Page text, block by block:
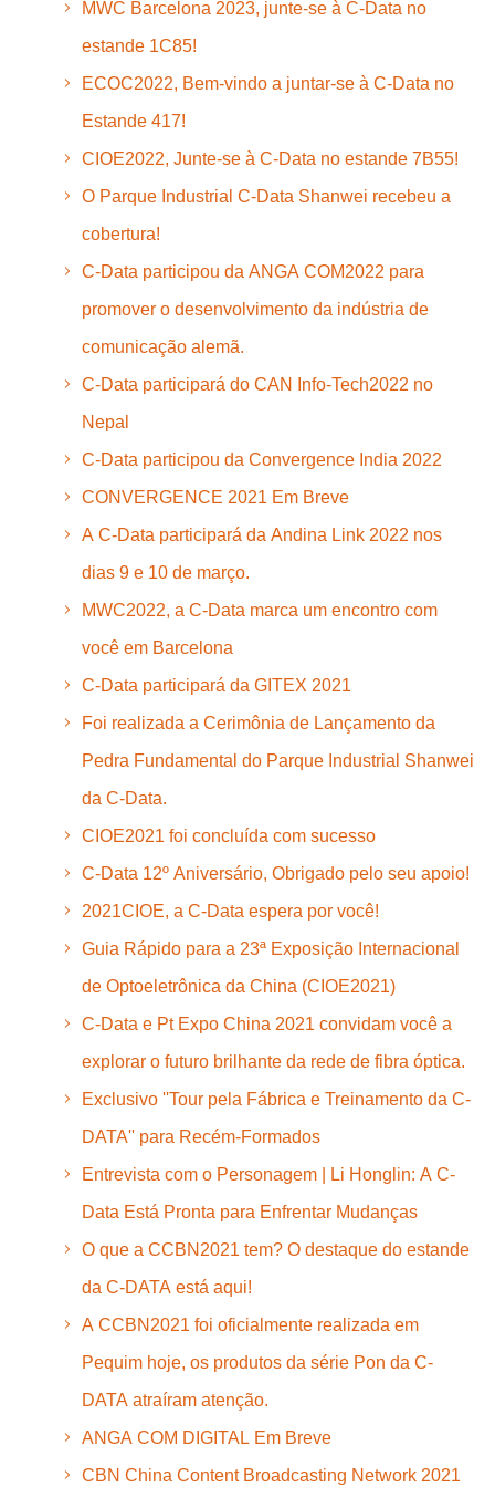
MWC Barcelona 2023, junte-se à C-Data no
estande 1C85!
ECOC2022, Bem-vindo a juntar-se à C-Data no
Estande 417!
CIOE2022, Junte-se à C-Data no estande 7B55!
O Parque Industrial C-Data Shanwei recebeu a
cobertura!
C-Data participou da ANGA COM2022 para
promover o desenvolvimento da indústria de
comunicação alemã.
C-Data participará do CAN Info-Tech2022 no
Nepal
C-Data participou da Convergence India 2022
CONVERGENCE 2021 Em Breve
A C-Data participará da Andina Link 2022 nos
dias 9 e 10 de março.
MWC2022, a C-Data marca um encontro com
você em Barcelona
C-Data participará da GITEX 2021
Foi realizada a Cerimônia de Lançamento da
Pedra Fundamental do Parque Industrial Shanwei
da C-Data.
CIOE2021 foi concluída com sucesso
C-Data 12º Aniversário, Obrigado pelo seu apoio!
2021CIOE, a C-Data espera por você!
Guia Rápido para a 23ª Exposição Internacional
de Optoeletrônica da China (CIOE2021)
C-Data e Pt Expo China 2021 convidam você a
explorar o futuro brilhante da rede de fibra óptica.
Exclusivo ''Tour pela Fábrica e Treinamento da C-
DATA'' para Recém-Formados
Entrevista com o Personagem | Li Honglin: A C-
Data Está Pronta para Enfrentar Mudanças
O que a CCBN2021 tem? O destaque do estande
da C-DATA está aqui!
A CCBN2021 foi oficialmente realizada em
Pequim hoje, os produtos da série Pon da C-
DATA atraíram atenção.
ANGA COM DIGITAL Em Breve
CBN China Content Broadcasting Network 2021